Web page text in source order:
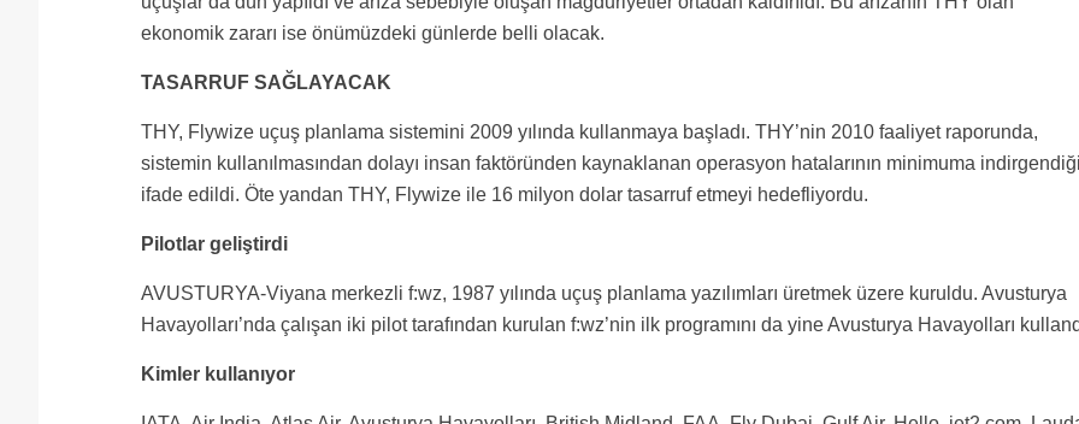
ekonomik zararı ise önümüzdeki günlerde belli olacak.
TASARRUF SAĞLAYACAK
THY, Flywize uçuş planlama sistemini 2009 yılında kullanmaya başladı. THY’nin 2010 faaliyet raporunda,
sistemin kullanılmasından dolayı insan faktöründen kaynaklanan operasyon hatalarının minimuma
ifade edildi. Öte yandan THY, Flywize ile 16 milyon dolar tasarruf etmeyi hedefliyordu.
Pilotlar geliştirdi
AVUSTURYA-Viyana merkezli f:wz, 1987 yılında uçuş planlama yazılımları üretmek üzere kuruldu. Avusturya
Havayolları’nda çalışan iki pilot tarafından kurulan f:wz’nin ilk programını da yine Avusturya Havayolları
Kimler kullanıyor